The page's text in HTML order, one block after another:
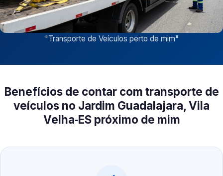
"Transporte de Veículos perto de mim"
Benefícios de contar com transporte de
veículos no Jardim Guadalajara, Vila
Velha‑ES próximo de mim